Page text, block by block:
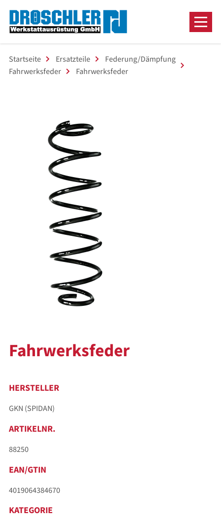
Startseite Ersatzteile
Federung/Dämpfung
Fahrwerksfeder
Fahrwerksfeder
Fahrwerksfeder
HERSTELLER
GKN (SPIDAN)
ARTIKELNR.
88250
EAN/GTIN
4019064384670
KATEGORIE